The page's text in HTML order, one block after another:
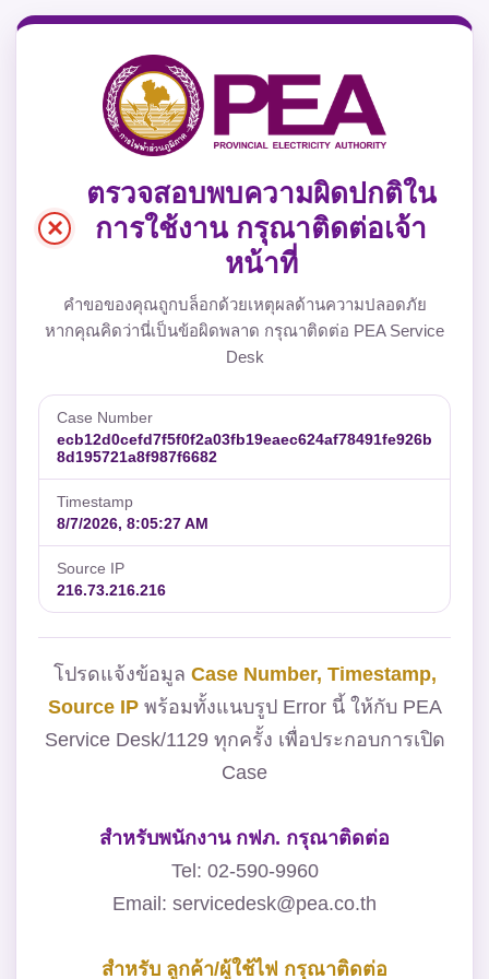
×
ตรวจสอบพบความผิดปกติใน
การใช้งาน กรุณาติดต่อเจ้า
หน้าที่
คำขอของคุณถูกบล็อกด้วยเหตุผลด้านความปลอดภัย
หากคุณคิดว่านี่เป็นข้อผิดพลาด กรุณาติดต่อ PEA Service
Desk
Case Number
ecb12d0cefd7f5f0f2a03fb19eaec624af78491fe926b
8d195721a8f987f6682
Timestamp
8/7/2026, 8:05:27 AM
Source IP
216.73.216.216
โปรดแจ้งข้อมูล Case Number, Timestamp,
Source IPพร้อมทั้งแนบรูป Error นี้ ให้กับ PEA
Service Desk/1129 ทุกครั้ง เพื่อประกอบการเปิด
Case
สำหรับพนักงาน กฟภ. กรุณาติดต่อ
Tel: 02-590-9960
Email: servicedesk@pea.co.th
สำหรับ ลูกค้า/ผู้ใช้ไฟ กรุณาติดต่อ